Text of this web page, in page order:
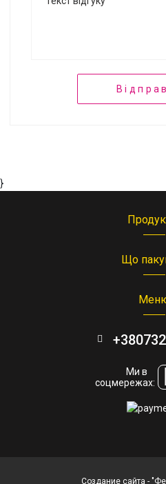
}
Що
Ми в
соцмережах:
Создание сайта -